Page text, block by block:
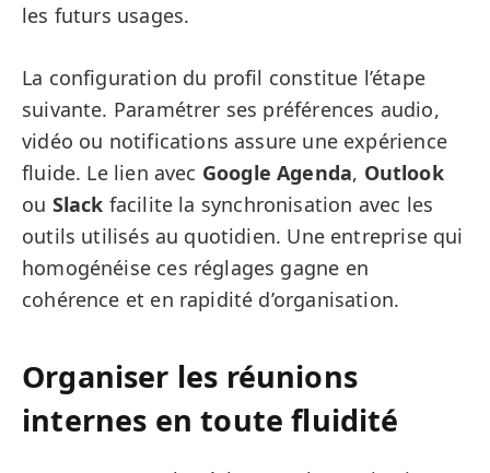
les futurs usages.
La configuration du profil constitue l’étape
suivante. Paramétrer ses préférences audio,
vidéo ou notifications assure une expérience
fluide. Le lien avec Google Agenda, Outlook
ou Slack facilite la synchronisation avec les
outils utilisés au quotidien. Une entreprise qui
homogénéise ces réglages gagne en
cohérence et en rapidité d’organisation.
Organiser les réunions
internes en toute fluidité